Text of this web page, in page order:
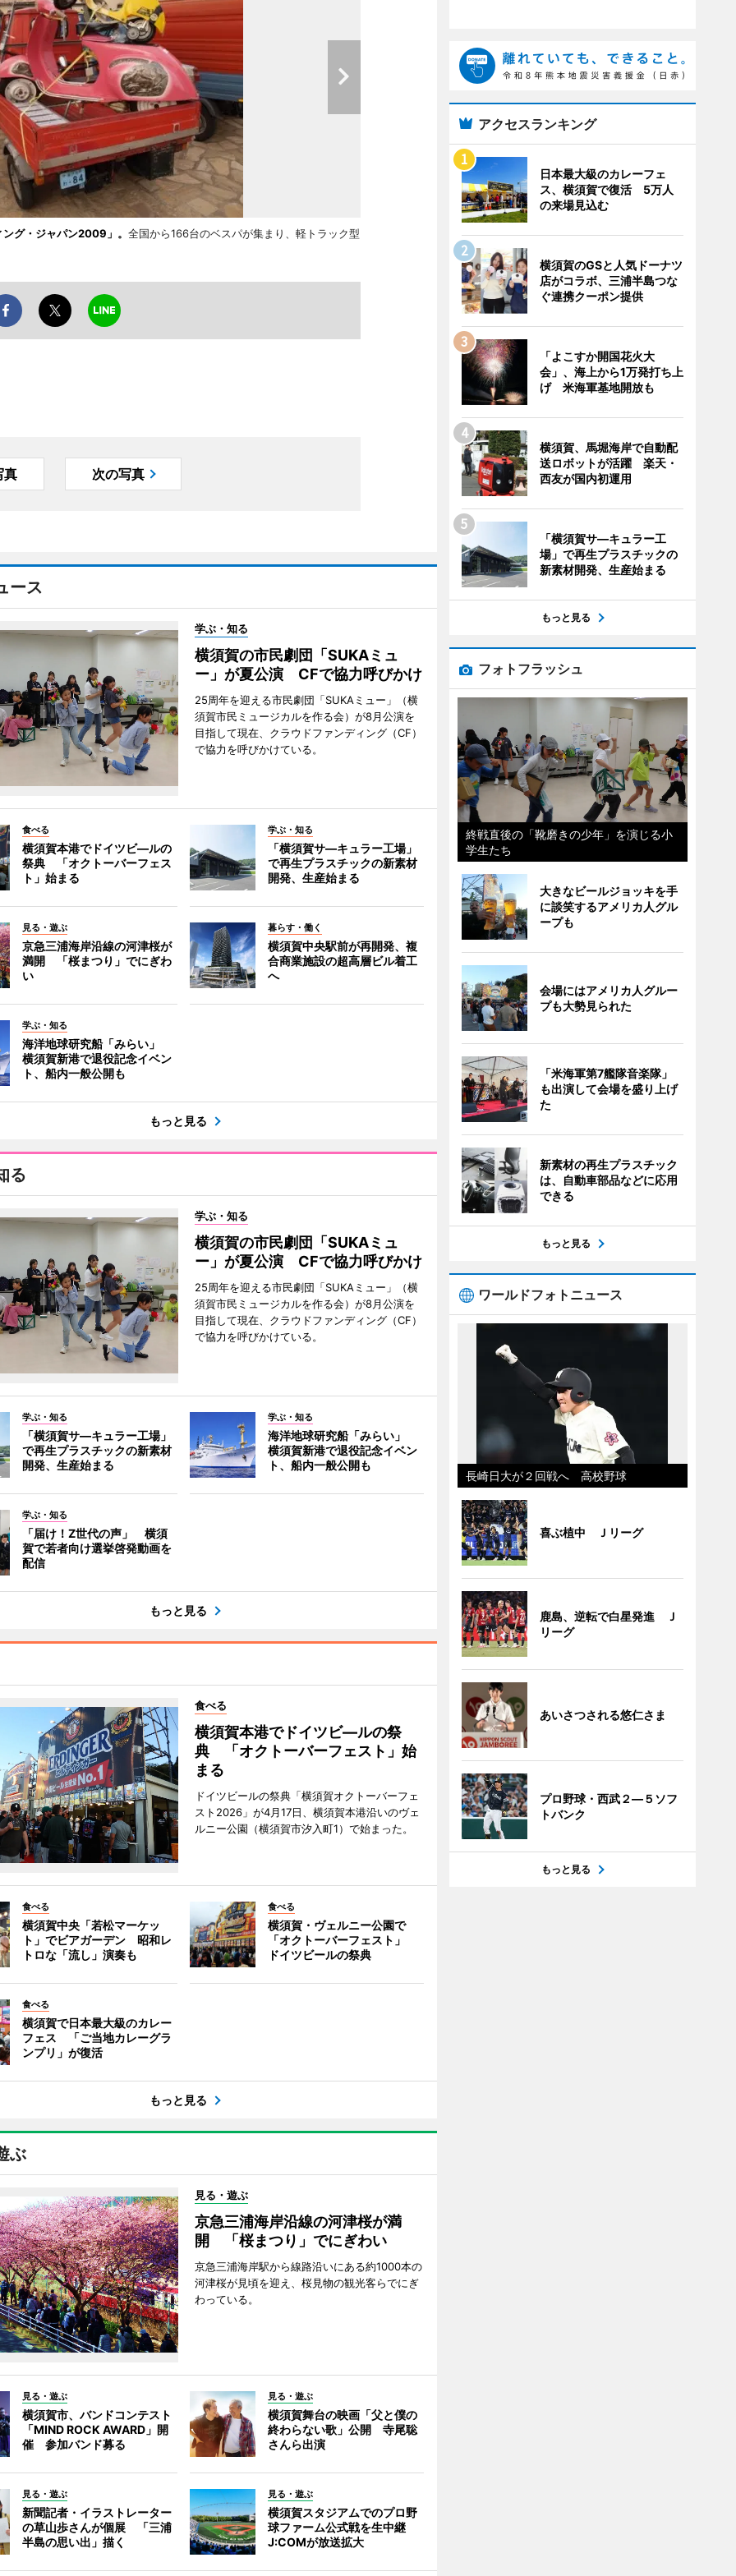
グ・ジャパン2009」。 全国から166台のベスパが集まり、軽トラック型
真 次の写真
ース
学ぶ・知る
横須賀の市民劇団「SUKAミュ
ー」が夏公演 CFで協力呼びかけ
25周年を迎える市民劇団「SUKAミュー」（横
須賀市民ミュージカルを作る会）が8月公演を
目指して現在、クラウドファンディング（CF）
で協力を呼びかけている。
食べる
横須賀本港でドイツビ―ルの
祭典 「オクトーバーフェス
ト」始まる
学ぶ・知る
「横須賀サ―キュラー工場」
で再生プラスチックの新素材
開発、生産始まる
見る・遊ぶ
京急三浦海岸沿線の河津桜が
満開 「桜まつり」でにぎわ
い
暮らす・働く
横須賀中央駅前が再開発、複
合商業施設の超高層ビル着工
へ
学ぶ・知る
海洋地球研究船「みらい」
横須賀新港で退役記念イベン
ト、船内一般公開も
もっと見る
る
学ぶ・知る
横須賀の市民劇団「SUKAミュ
ー」が夏公演 CFで協力呼びかけ
25周年を迎える市民劇団「SUKAミュー」（横
須賀市民ミュージカルを作る会）が8月公演を
目指して現在、クラウドファンディング（CF）
で協力を呼びかけている。
学ぶ・知る
「横須賀サ―キュラー工場」
で再生プラスチックの新素材
開発、生産始まる
学ぶ・知る
海洋地球研究船「みらい」
横須賀新港で退役記念イベン
ト、船内一般公開も
学ぶ・知る
「届け！Z世代の声」 横須
賀で若者向け選挙啓発動画を
配信
もっと見る
食べる
横須賀本港でドイツビ―ルの祭
典 「オクトーバーフェスト」始
まる
ドイツビールの祭典「横須賀オクトーバーフェ
スト2026」が4月17日、横須賀本港沿いのヴェ
ルニー公園（横須賀市汐入町1）で始まった。
食べる
横須賀中央「若松マーケッ
ト」でビアガーデン 昭和レ
トロな「流し」演奏も
食べる
横須賀・ヴェルニー公園で
「オクトーバーフェスト」
ドイツビールの祭典
食べる
横須賀で日本最大級のカレー
フェス 「ご当地カレーグラ
ンプリ」が復活
もっと見る
ぶ
見る・遊ぶ
京急三浦海岸沿線の河津桜が満
開 「桜まつり」でにぎわい
京急三浦海岸駅から線路沿いにある約1000本の
河津桜が見頃を迎え、桜見物の観光客らでにぎ
わっている。
見る・遊ぶ
横須賀市、バンドコンテスト
「MIND ROCK AWARD」開
催 参加バンド募る
見る・遊ぶ
横須賀舞台の映画「父と僕の
終わらない歌」公開 寺尾聡
さんら出演
見る・遊ぶ
新聞記者・イラストレーター
の草山歩さんが個展 「三浦
半島の思い出」描く
見る・遊ぶ
横須賀スタジアムでのプロ野
球ファーム公式戦を生中継
J:COMが放送拡大
アクセスランキング
日本最大級のカレーフェ
ス、横須賀で復活 5万人
の来場見込む
横須賀のGSと人気ドーナツ
店がコラボ、三浦半島つな
ぐ連携クーポン提供
「よこすか開国花火大
会」、海上から1万発打ち上
げ 米海軍基地開放も
横須賀、馬堀海岸で自動配
送ロボットが活躍 楽天・
西友が国内初運用
「横須賀サ―キュラー工
場」で再生プラスチックの
新素材開発、生産始まる
もっと見る
フォトフラッシュ
終戦直後の「靴磨きの少年」を演じる小
学生たち
大きなビールジョッキを手
に談笑するアメリカ人グル
ープも
会場にはアメリカ人グルー
プも大勢見られた
「米海軍第7艦隊音楽隊」
も出演して会場を盛り上げ
た
新素材の再生プラスチック
は、自動車部品などに応用
できる
もっと見る
ワールドフォトニュース
長崎日大が２回戦へ 高校野球
喜ぶ植中 Ｊリーグ
鹿島、逆転で白星発進 Ｊ
リーグ
あいさつされる悠仁さま
プロ野球・西武２―５ソフ
トバンク
もっと見る